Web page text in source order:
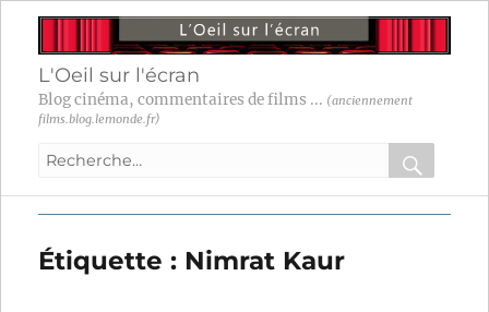
L'Oeil sur l'écran
Blog cinéma, commentaires de films ... (anciennement
films.blog.lemonde.fr)
Recherche
:
OK
Étiquette : Nimrat Kaur